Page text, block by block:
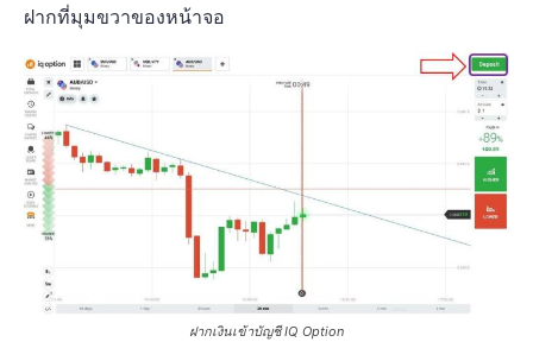
ฝากที่มุมขวาของหน้าจอ
ฝากเงินเข้าบัญชี IQ Option